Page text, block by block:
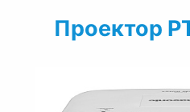
Проектор